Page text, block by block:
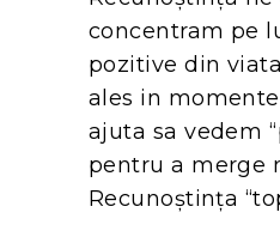
concentram pe
pozitive din
ales in
ajuta sa vedem
pentru a merge
Recunoștința